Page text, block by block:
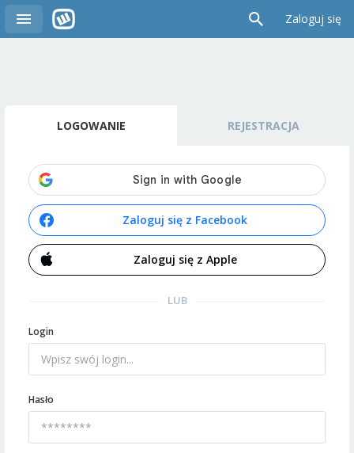
Zaloguj się
LOGOWANIE REJESTRACJA
Zaloguj się z Facebook
Zaloguj się z Apple
LUB
Login
Hasło